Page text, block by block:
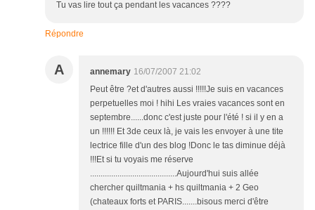
Tu vas lire tout ça pendant les vacances ????
Répondre
A annemary 16/07/2007 21:02
Peut être ?et d'autres aussi !!!!!Je suis en vacances
perpetuelles moi ! hihi Les vraies vacances sont en
septembre......donc c'est juste pour l'été ! si il y en a
un !!!!!! Et 3de ceux là, je vais les envoyer à une tite
lectrice fille d'un des blog !Donc le tas diminue déjà
!!!Et si tu voyais me réserve
.........................................Aujourd'hui suis allée
chercher quiltmania + hs quiltmania + 2 Geo
(chateaux forts et PARIS.......bisous merci d'être